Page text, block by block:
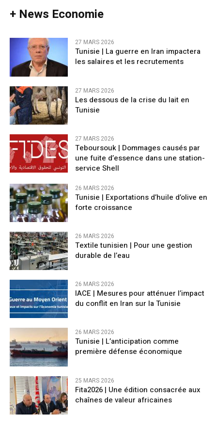
+ News Economie
27 MARS 2026
Tunisie | La guerre en Iran impactera
les salaires et les recrutements
27 MARS 2026
Les dessous de la crise du lait en
Tunisie
27 MARS 2026
Teboursouk | Dommages causés par
une fuite d’essence dans une station-
service Shell
26 MARS 2026
Tunisie | Exportations d’huile d’olive en
forte croissance
26 MARS 2026
Textile tunisien | Pour une gestion
durable de l’eau
26 MARS 2026
IACE | Mesures pour atténuer l’impact
du conflit en Iran sur la Tunisie
26 MARS 2026
Tunisie | L’anticipation comme
première défense économique
25 MARS 2026
Fita2026 | Une édition consacrée aux
chaînes de valeur africaines